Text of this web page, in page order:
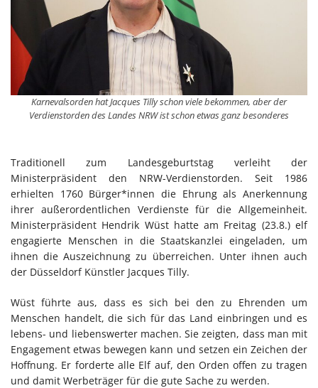
Karnevalsorden hat Jacques Tilly schon viele bekommen, aber der
Verdienstorden des Landes NRW ist schon etwas ganz besonderes
Traditionell zum Landesgeburtstag verleiht der
Ministerpräsident den NRW-Verdienstorden. Seit 1986
erhielten 1760 Bürger*innen die Ehrung als Anerkennung
ihrer außerordentlichen Verdienste für die Allgemeinheit.
Ministerpräsident Hendrik Wüst hatte am Freitag (23.8.) elf
engagierte Menschen in die Staatskanzlei eingeladen, um
ihnen die Auszeichnung zu überreichen. Unter ihnen auch
der Düsseldorf Künstler Jacques Tilly.
Wüst führte aus, dass es sich bei den zu Ehrenden um
Menschen handelt, die sich für das Land einbringen und es
lebens- und liebenswerter machen. Sie zeigten, dass man mit
Engagement etwas bewegen kann und setzen ein Zeichen der
Hoffnung. Er forderte alle Elf auf, den Orden offen zu tragen
und damit Werbeträger für die gute Sache zu werden.